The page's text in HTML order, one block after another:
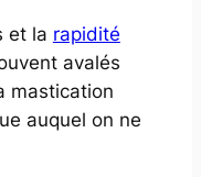
et la rapidité
avalés
mastication
auquel on ne